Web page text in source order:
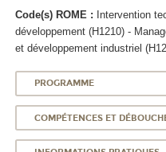
Code(s) ROME : Intervention
développement (H1210) -
et développement industriel
PROGRAMME
COMPÉTENCES ET